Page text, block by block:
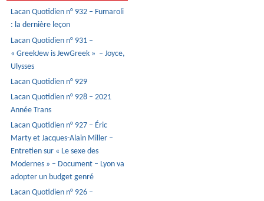
Lacan Quotidien n° 932 – Fumaroli
: la dernière leçon
Lacan Quotidien n° 931 –
« GreekJew is JewGreek » – Joyce,
Ulysses
Lacan Quotidien n° 929
Lacan Quotidien n° 928 – 2021
Année Trans
Lacan Quotidien n° 927 – Éric
Marty et Jacques-Alain Miller –
Entretien sur « Le sexe des
Modernes » – Document – Lyon va
adopter un budget genré
Lacan Quotidien n° 926 –